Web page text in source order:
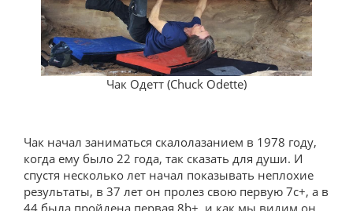
Чак Одетт (Chuck Odette)
Чак начал заниматься скалолазанием в 1978 году,
когда ему было 22 года, так сказать для души. И
спустя несколько лет начал показывать неплохие
результаты, в 37 лет он пролез свою первую 7c+, а в
44 была пройдена первая 8b+, и как мы видим он